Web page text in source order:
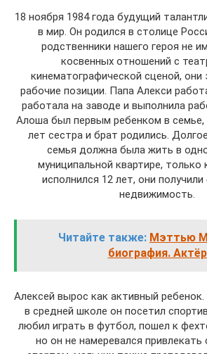
18 ноября 1984 года будущий
в мир. Он родился в столице
родственники нашего героя не
косвенных отношений с
кинематографической сценой, они
рабочие позиции. Папа Алекси
работала на заводе и выполнила
Алоша был первым ребенком в семье,
лет сестра и брат родились.
семья должна была жить в
муниципальной квартире, только
исполнился 12 лет, они
недвижимость.
Читайте также: Мэттью
биография.
Алексей вырос как активный
в средней школе он посетил
любил играть в футбол, пошел к
но он не намеревался